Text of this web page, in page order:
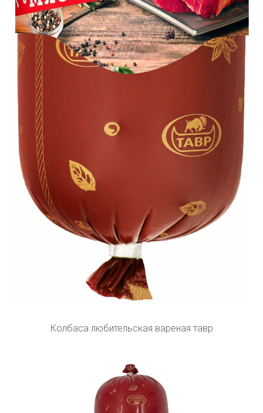
Колбаса любительская вареная тавр